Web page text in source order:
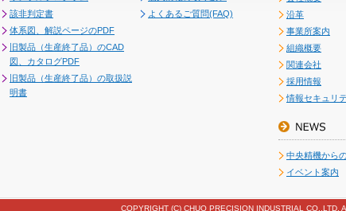
該非判定書
体系図、解説ページのPDF
旧製品（生産終了品）のCAD
図、カタログPDF
旧製品（生産終了品）の取扱説
明書
よくあるご質問(FAQ)
沿革
事業所案内
組織概要
関連会社
採用情報
情報セキュリ
中央精機から
イベント案内
COPYRIGHT (C) CHUO PRECISION INDUSTRIAL CO.,LTD.